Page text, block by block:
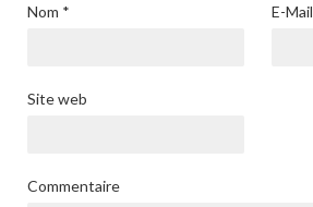
Nom * E-Mail
Site web
Commentaire